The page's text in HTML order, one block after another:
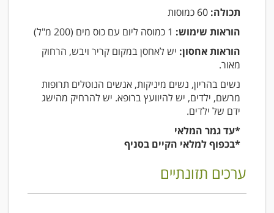
תכולה: 60 כמוסות
הוראות שימוש:
הוראות אחסון: יש לאחסן במקום קריר ויבש, הרחוק
מאור.
נשים בהריון, נשים מיניקות, אנשים הנוטלים תרופות
מרשם, ילדים, יש להיוועץ ברופא. יש להרחיק מהישג
ידם של ילדים.
*עד גמר המלאי
*בכפוף למלאי הקיים בסניף
ערכים תזונתיים